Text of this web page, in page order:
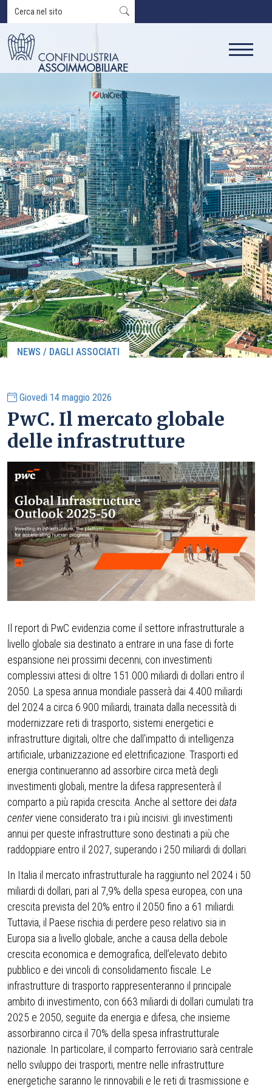
NEWS / DAGLI ASSOCIATI
Giovedì 14 maggio 2026
PwC. Il mercato globale
delle infrastrutture
Il report di PwC evidenzia come il settore infrastrutturale a
livello globale sia destinato a entrare in una fase di forte
espansione nei prossimi decenni, con investimenti
complessivi attesi di oltre 151.000 miliardi di dollari entro il
2050. La spesa annua mondiale passerà dai 4.400 miliardi
del 2024 a circa 6.900 miliardi, trainata dalla necessità di
modernizzare reti di trasporto, sistemi energetici e
infrastrutture digitali, oltre che dall’impatto di intelligenza
artificiale, urbanizzazione ed elettrificazione. Trasporti ed
energia continueranno ad assorbire circa metà degli
investimenti globali, mentre la difesa rappresenterà il
comparto a più rapida crescita. Anche al settore dei data
centerviene considerato tra i più incisivi: gli investimenti
annui per queste infrastrutture sono destinati a più che
raddoppiare entro il 2027, superando i 250 miliardi di dollari.
In Italia il mercato infrastrutturale ha raggiunto nel 2024 i 50
miliardi di dollari, pari al 7,9% della spesa europea, con una
crescita prevista del 20% entro il 2050 fino a 61 miliardi.
Tuttavia, il Paese rischia di perdere peso relativo sia in
Europa sia a livello globale, anche a causa della debole
crescita economica e demografica, dell’elevato debito
pubblico e dei vincoli di consolidamento fiscale. Le
infrastrutture di trasporto rappresenteranno il principale
ambito di investimento, con 663 miliardi di dollari cumulati tra
2025 e 2050, seguite da energia e difesa, che insieme
assorbiranno circa il 70% della spesa infrastrutturale
nazionale. In particolare, il comparto ferroviario sarà centrale
nello sviluppo dei trasporti, mentre nelle infrastrutture
energetiche saranno le rinnovabili e le reti di trasmissione e